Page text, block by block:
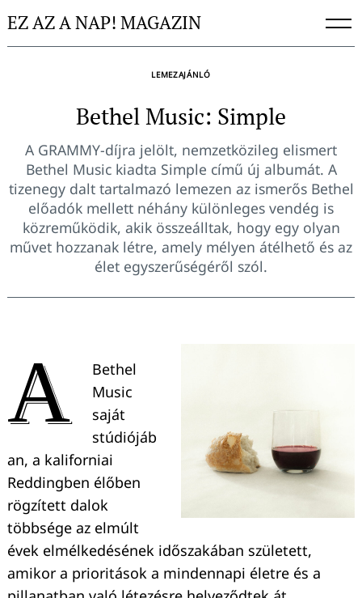
toEZ AZ A NAP! MAGAZIN
LEMEZAJÁNLÓ
Bethel Music: Simple
A GRAMMY-díjra jelölt, nemzetközileg elismert
Bethel Music kiadta Simple című új albumát. A
tizenegy dalt tartalmazó lemezen az ismerős Bethel
előadók mellett néhány különleges vendég is
közreműködik, akik összeálltak, hogy egy olyan
művet hozzanak létre, amely mélyen átélhető és az
élet egyszerűségéről szól.
A
Bethel
Music
saját
stúdiójáb
an, a kaliforniai
Reddingben élőben
rögzített dalok
többsége az elmúlt
évek elmélkedésének időszakában született,
amikor a prioritások a mindennapi életre és a